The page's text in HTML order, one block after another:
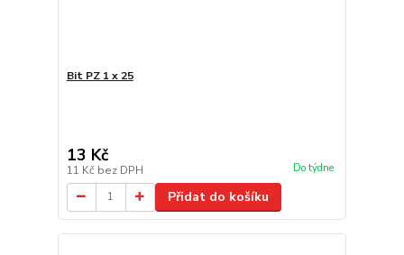
Bit PZ 1 x 25
13 Kč
11 Kč bez DPH Do týdne
Přidat do košíku